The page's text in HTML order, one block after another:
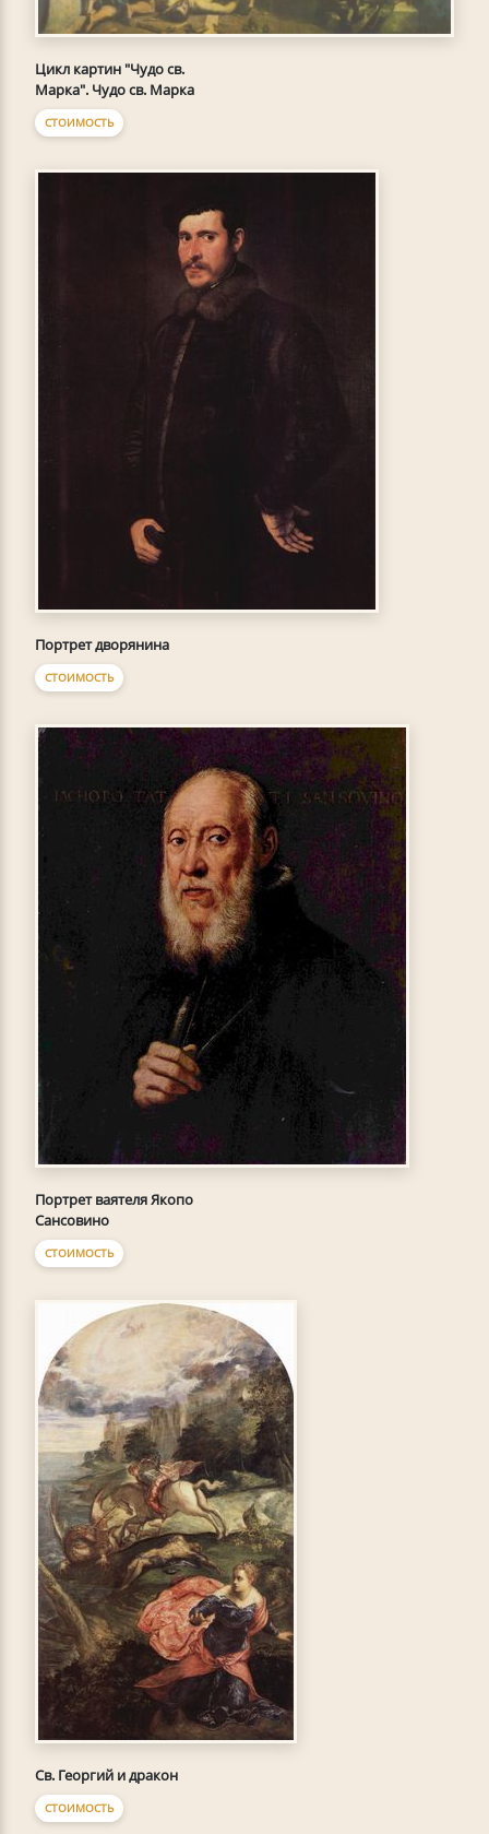
Цикл картин "Чудо св.
Марка". Чудо св. Марка
СТОИМОСТЬ
Портрет дворянина
СТОИМОСТЬ
Портрет ваятеля Якопо
Сансовино
СТОИМОСТЬ
Св. Георгий и дракон
СТОИМОСТЬ